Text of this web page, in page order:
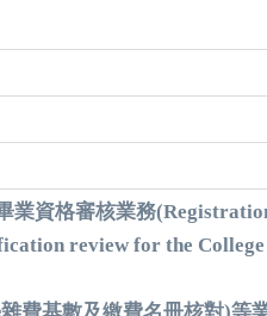
業資格審核業務(
review for the College